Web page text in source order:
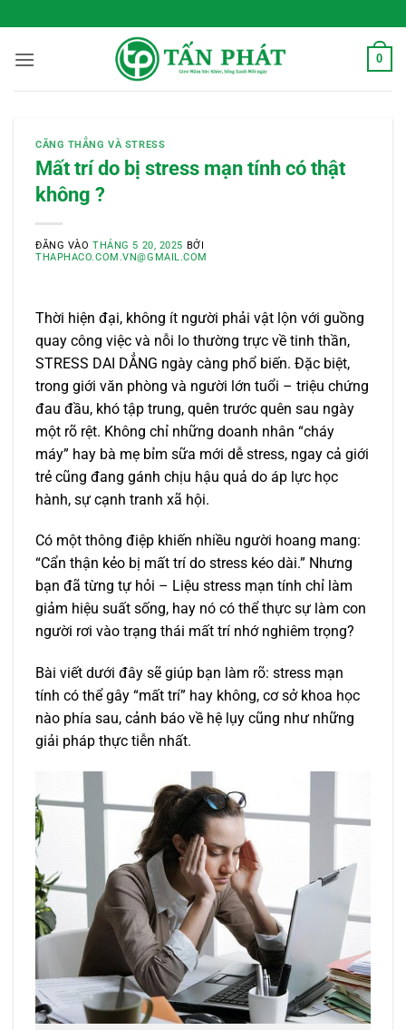
qua
nội
0
CĂNG THẲNG VÀ STRESS
Mất trí do bị stress mạn tính có thật
không ?
ĐĂNG VÀOTHÁNG 5 20, 2025 BỞI
THAPHACO.COM.VN@GMAIL.COM
Thời hiện đại, không ít người phải vật lộn với guồng
quay công việc và nỗi lo thường trực về tinh thần,
STRESS DAI DẲNG ngày càng phổ biến. Đặc biệt,
trong giới văn phòng và người lớn tuổi – triệu chứng
đau đầu, khó tập trung, quên trước quên sau ngày
một rõ rệt. Không chỉ những doanh nhân “cháy
máy” hay bà mẹ bỉm sữa mới dễ stress, ngay cả giới
trẻ cũng đang gánh chịu hậu quả do áp lực học
hành, sự cạnh tranh xã hội.
Có một thông điệp khiến nhiều người hoang mang:
“Cẩn thận kẻo bị mất trí do stress kéo dài.” Nhưng
bạn đã từng tự hỏi – Liệu stress mạn tính chỉ làm
giảm hiệu suất sống, hay nó có thể thực sự làm con
người rơi vào trạng thái mất trí nhớ nghiêm trọng?
Bài viết dưới đây sẽ giúp bạn làm rõ: stress mạn
tính có thể gây “mất trí” hay không, cơ sở khoa học
nào phía sau, cảnh báo về hệ lụy cũng như những
giải pháp thực tiễn nhất.